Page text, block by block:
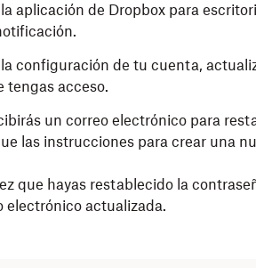
aplicación de Dropbox para
configuración de tu cuenta,
tengas acceso.
un correo electrónico para
las instrucciones para crear una
que hayas restablecido la
electrónico actualizada.